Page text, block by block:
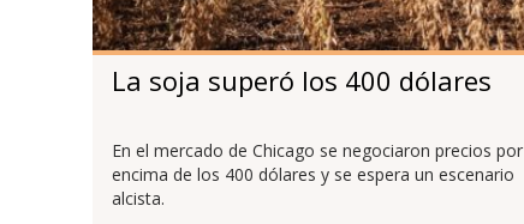
La soja superó los 400 dólares
En el mercado de Chicago se negociaron precios por
encima de los 400 dólares y se espera un escenario
alcista.